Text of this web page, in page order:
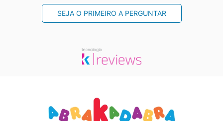
SEJA O PRIMEIRO A PERGUNTAR